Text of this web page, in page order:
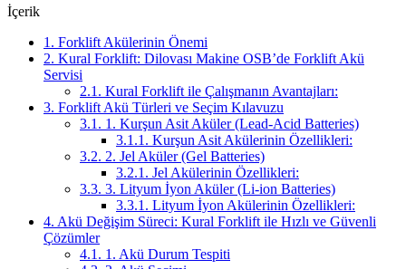
İçerik
1. Forklift Akülerinin Önemi
2. Kural Forklift: Dilovası Makine OSB’de Forklift Akü
Servisi
2.1. Kural Forklift ile Çalışmanın Avantajları:
3. Forklift Akü Türleri ve Seçim Kılavuzu
3.1. 1. Kurşun Asit Aküler (Lead-Acid Batteries)
3.1.1. Kurşun Asit Akülerinin Özellikleri:
3.2. 2. Jel Aküler (Gel Batteries)
3.2.1. Jel Akülerinin Özellikleri:
3.3. 3. Lityum İyon Aküler (Li-ion Batteries)
3.3.1. Lityum İyon Akülerinin Özellikleri:
4. Akü Değişim Süreci: Kural Forklift ile Hızlı ve Güvenli
Çözümler
4.1. 1. Akü Durum Tespiti